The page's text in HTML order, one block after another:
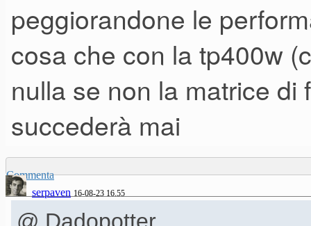
peggiorandone le
cosa che con la tp400w
nulla se non la matrice
succederà mai
Commenta
serpaven 16-08-23 16.55